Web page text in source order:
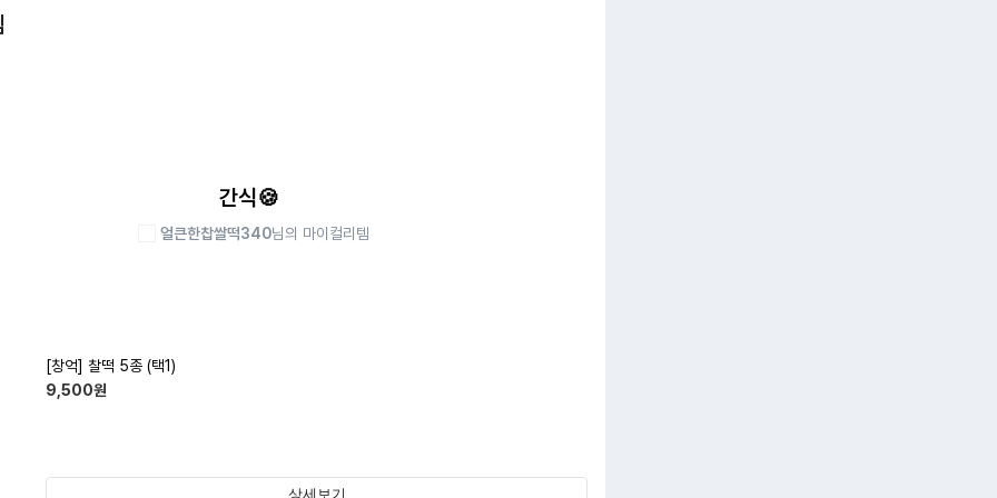
간식🍪
얼큰한찹쌀떡340님의 마이컬리템
[창억] 찰떡 5종 (택1)
9,500원
상세보기